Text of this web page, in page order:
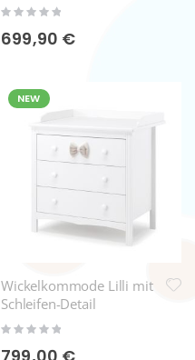
Rating:
699,90 €
NEW
Wickelkommode Lilli mit
Schleifen-Detail
Rating: